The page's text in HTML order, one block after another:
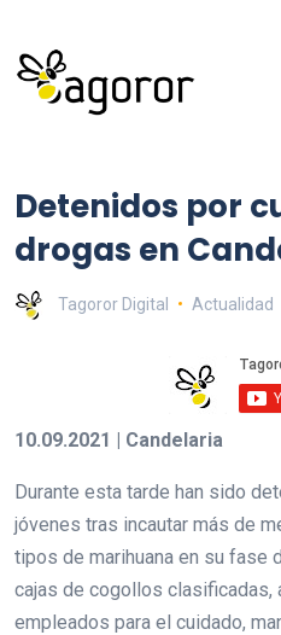
Detenidos por
drogas en
Tagoror Digital Actualidad
10.09.2021 | Candelaria
Durante esta tarde han sido
jóvenes tras incautar más de
tipos de marihuana en su fase
cajas de cogollos
empleados para el cuidado,